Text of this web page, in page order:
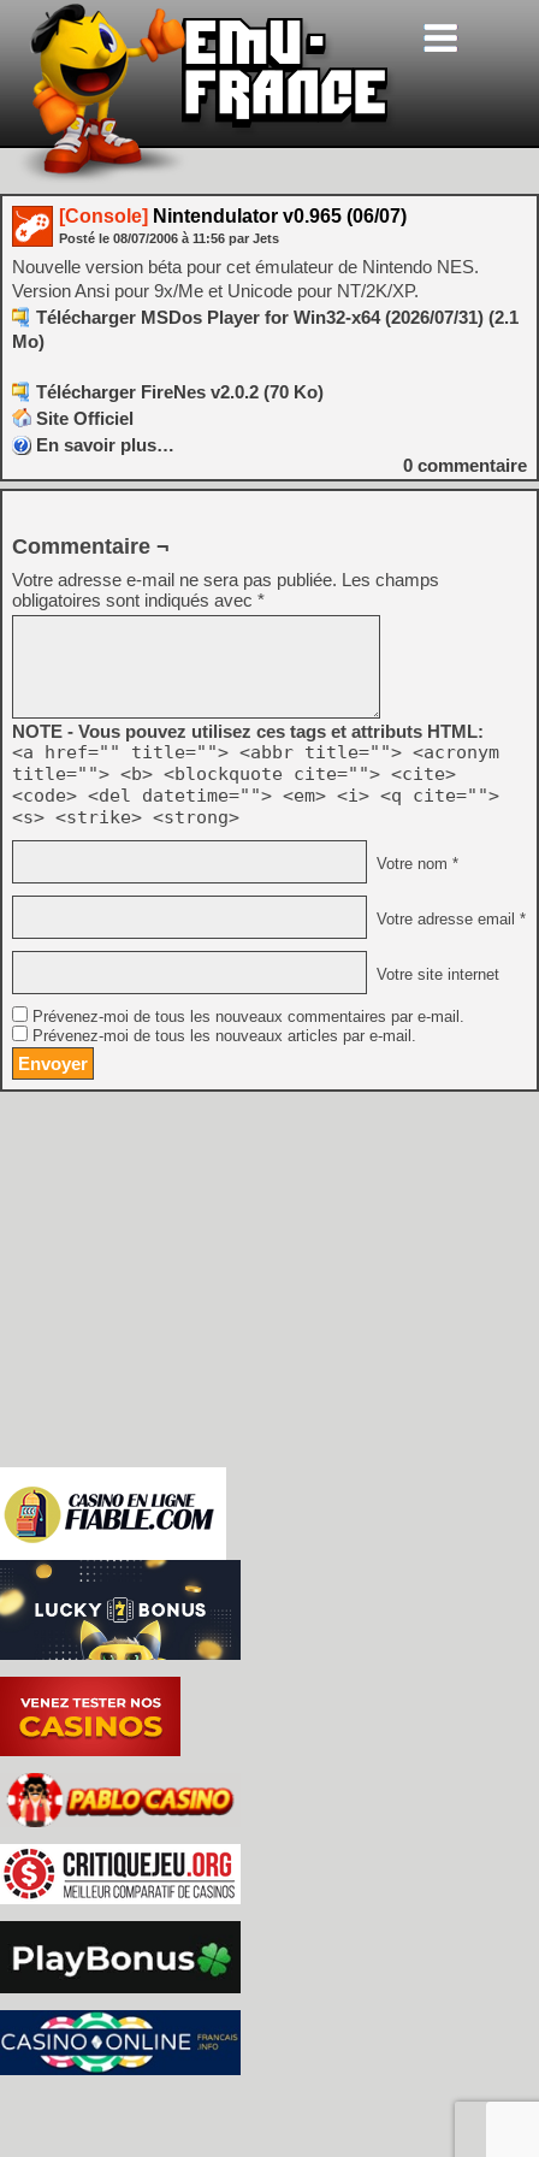
[Console] Nintendulator v0.965 (06/07)
Posté le 08/07/2006 à 11:56 par Jets
Nouvelle version béta pour cet émulateur de Nintendo NES.
Version Ansi pour 9x/Me et Unicode pour NT/2K/XP.
Télécharger MSDos Player for Win32-x64 (2026/07/31) (2.1
Mo)
Télécharger FireNes v2.0.2 (70 Ko)
Site Officiel
En savoir plus…
0 commentaire
Commentaire ¬
Votre adresse e-mail ne sera pas publiée. Les champs
obligatoires sont indiqués avec *
NOTE - Vous pouvez utilisez ces tags et attributs HTML:
<a href="" title=""> <abbr title=""> <acronym
title=""> <b> <blockquote cite=""> <cite>
<code> <del datetime=""> <em> <i> <q cite="">
<s> <strike> <strong>
Votre nom *
Votre adresse email *
Votre site internet
Prévenez-moi de tous les nouveaux commentaires par e-mail.
Prévenez-moi de tous les nouveaux articles par e-mail.